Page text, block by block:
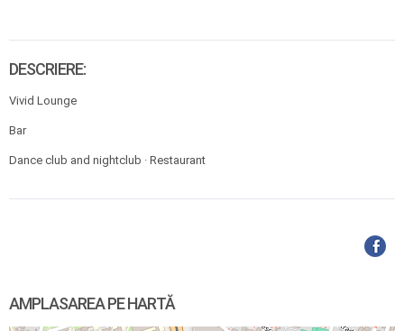
DESCRIERE:
Vivid Lounge
Bar
Dance club and nightclub · Restaurant
AMPLASAREA PE HARTĂ